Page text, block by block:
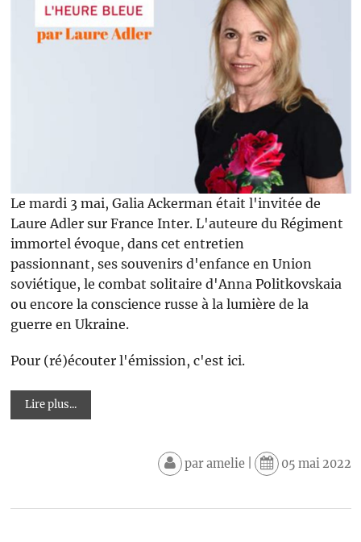
Le mardi 3 mai, Galia Ackerman était l'invitée de
Laure Adler sur France Inter. L'auteure du Régiment
immortel évoque, dans cet entretien
passionnant, ses souvenirs d'enfance en Union
soviétique, le combat solitaire d'Anna Politkovskaia
ou encore la conscience russe à la lumière de la
guerre en Ukraine.
Pour (ré)écouter l'émission, c'est ici.
Lire plus...
paramelie| 05 mai 2022